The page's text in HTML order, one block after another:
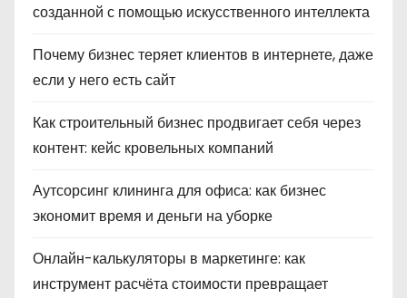
созданной с помощью искусственного интеллекта
Почему бизнес теряет клиентов в интернете, даже
если у него есть сайт
Как строительный бизнес продвигает себя через
контент: кейс кровельных компаний
Аутсорсинг клининга для офиса: как бизнес
экономит время и деньги на уборке
Онлайн-калькуляторы в маркетинге: как
инструмент расчёта стоимости превращает